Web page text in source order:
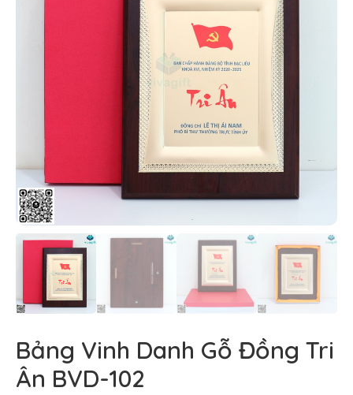
Bảng Vinh Danh Gỗ Đồng Tri
Ân BVD-102